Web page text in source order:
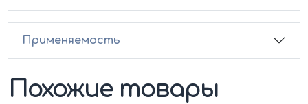
Применяемость
Похожие товары